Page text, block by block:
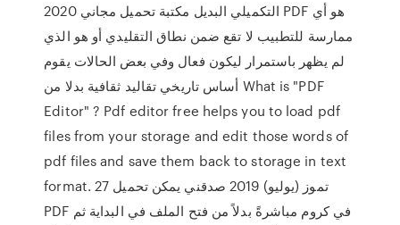
التكميلي البديل مكتبة تحميل مجاني 2020 PDF هو أي
ممارسة للتطبيب لا تقع ضمن نطاق التقليدي أو هو الذي
لم يظهر باستمرار ليكون فعال وفي بعض الحالات يقوم
أساس تاريخي تقاليد ثقافية بدلا من What is "PDF
Editor" ? Pdf editor free helps you to load pdf
files from your storage and edit those words of
pdf files and save them back to storage in text
format. 27 تموز (يوليو) 2019 صدقني يمكن تحميل
PDF في كروم مباشرةً بدلاً من فتح الملف في البداية ثم